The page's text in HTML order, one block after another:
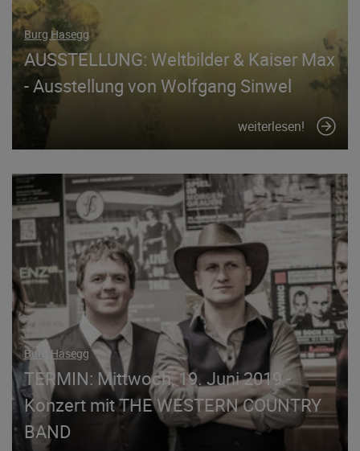
Burg Hasegg
AUSSTELLUNG: Weltbilder & Kaiser Max
- Ausstellung von Wolfgang Sinwel
weiterlesen!
Burg Hasegg
TERMIN: Mittwoch, 19. Juni 2019 -
Konzert mit THE WESTERN COUNTRY
BAND